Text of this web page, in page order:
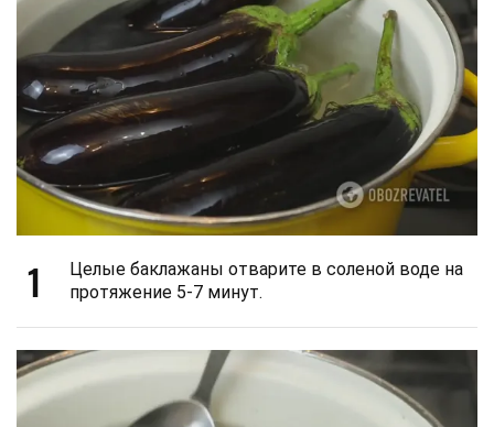
1
Целые баклажаны отварите в соленой воде на
протяжение 5-7 минут.